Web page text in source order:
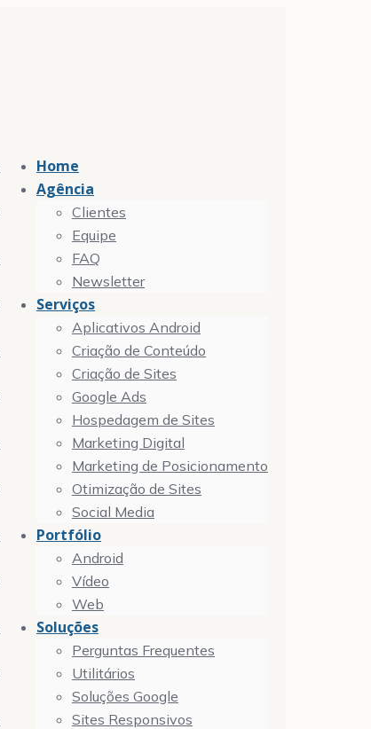
Home
Agência
Clientes
Equipe
FAQ
Newsletter
Serviços
Aplicativos Android
Criação de Conteúdo
Criação de Sites
Google Ads
Hospedagem de Sites
Marketing Digital
Marketing de Posicionamento
Otimização de Sites
Social Media
Portfólio
Android
Vídeo
Web
Soluções
Perguntas Frequentes
Utilitários
Soluções Google
Sites Responsivos